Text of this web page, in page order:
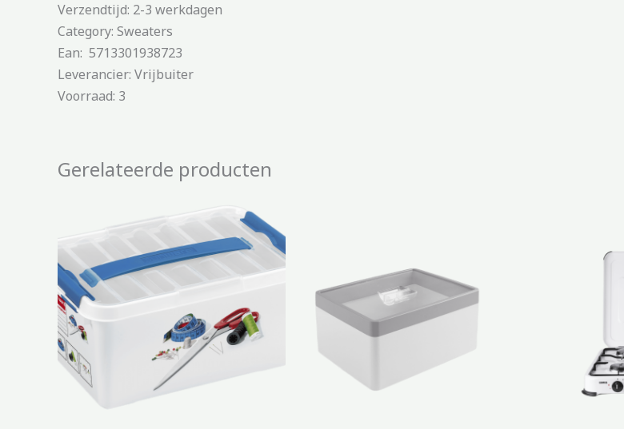
Verzendtijd: 2-3 werkdagen
Category: Sweaters
Ean: 5713301938723
Leverancier: Vrijbuiter
Voorraad: 3
Gerelateerde producten